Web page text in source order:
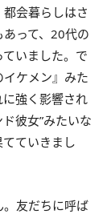
都会暮らしはさ
って、20代の
いました。で
ケメン』みた
強く影響され
彼女”みたいな
ていきまし
友だちに呼ば